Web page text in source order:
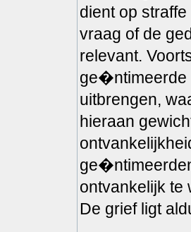
dient op
vraag of de
relevant.
ge�ntimeerde
uitbrengen,
hieraan
ontvankelijk te
De grief ligt